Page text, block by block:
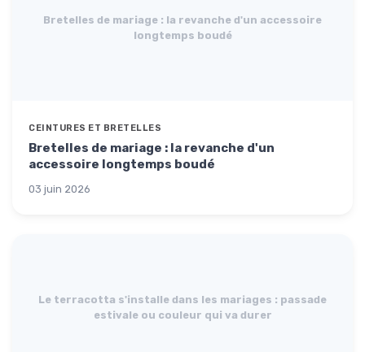
Bretelles de mariage : la revanche d'un accessoire
longtemps boudé
CEINTURES ET BRETELLES
Bretelles de mariage : la revanche d'un
accessoire longtemps boudé
03 juin 2026
Le terracotta s'installe dans les mariages : passade
estivale ou couleur qui va durer